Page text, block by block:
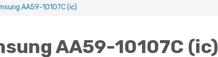
AA59-10107C (ic)
AA59-10107C (ic)